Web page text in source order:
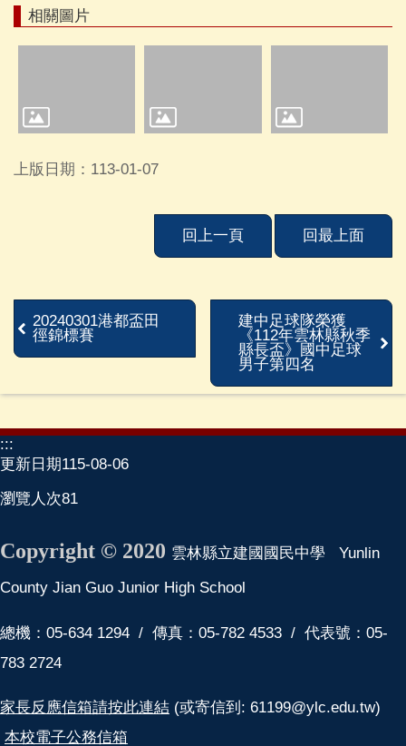
簿
學
位
及
意
課
程
體
畫、
教
師
公
課
及
學
正
常
自
檢
相關圖片
上版日期：113-01-07
回上一頁 回最上面
20240301港都盃田
徑錦標賽
建中足球隊榮獲
《112年雲林縣秋季
縣長盃》國中足球
男子第四名
:::
更新日期115-08-06
瀏覽人次81
Copyright © 2020 雲林縣立建國國民中學 Yunlin
County Jian Guo Junior High School
總機：05-634 1294 / 傳真：05-782 4533 / 代表號：05-
783 2724
家長反應信箱請按此連結 (或寄信到: 61199@ylc.edu.tw)
本校電子公務信箱